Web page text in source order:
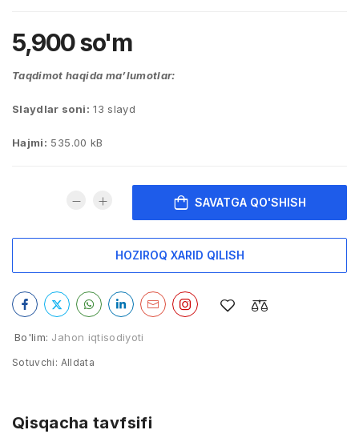
5,900so'm
Taqdimot haqida ma’lumotlar:
Slaydlar soni: 13 slayd
Hajmi: 535.00 kB
SAVATGA QO'SHISH
HOZIROQ XARID QILISH
Bo'lim: Jahon iqtisodiyoti
Sotuvchi: Alldata
Qisqacha tavfsifi